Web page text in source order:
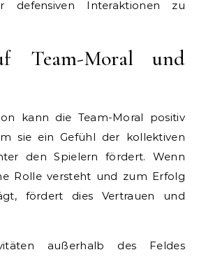
defensiven Interaktionen zu
Team-Moral und
kann die Team-Moral positiv
sie ein Gefühl der kollektiven
den Spielern fördert. Wenn
Rolle versteht und zum Erfolg
fördert dies Vertrauen und
außerhalb des Feldes